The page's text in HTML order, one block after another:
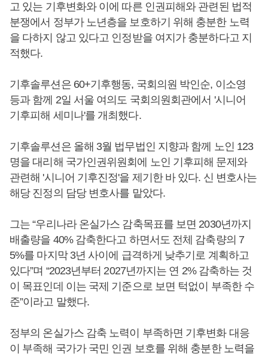
고 있는 기후변화와 이에 따른 인권피해와 관련된 법적
분쟁에서 정부가 노년층을 보호하기 위해 충분한 노력
을 다하지 않고 있다고 인정받을 여지가 충분하다고 지
적했다.
기후솔루션은 60+기후행동, 국회의원 박인순, 이소영
등과 함께 2일 서울 여의도 국회의원회관에서 '시니어
기후피해 세미나'를 개최했다.
기후솔루션은 올해 3월 법무법인 지향과 함께 노인 123
명을 대리해 국가인권위원회에 노인 기후피해 문제와
관련해 '시니어 기후진정'을 제기한 바 있다. 신 변호사는
해당 진정의 담당 변호사를 맡았다.
그는 “우리나라 온실가스 감축목표를 보면 2030년까지
배출량을 40% 감축한다고 하면서도 전체 감축량의 7
5%를 마지막 3년 사이에 급격하게 낮추기로 계획하고
있다”며 “2023년부터 2027년까지는 연 2% 감축하는 것
이 목표인데 이는 국제 기준으로 보면 턱없이 부족한 수
준”이라고 말했다.
정부의 온실가스 감축 노력이 부족하면 기후변화 대응
이 부족해 국가가 국민 인권 보호를 위해 충분한 노력을